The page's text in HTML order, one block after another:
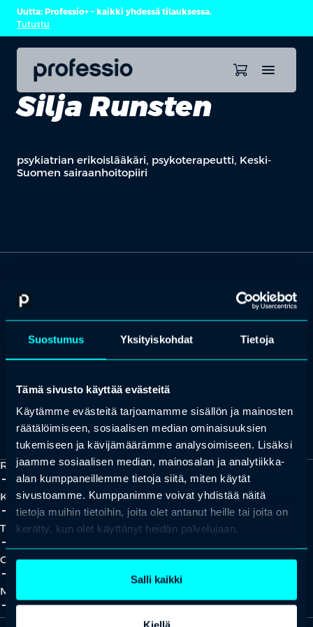
Suostumus Yksityiskohdat Tietoja
Tämä sivusto käyttää evästeitä
Käytämme evästeitä tarjoamamme sisällön ja mainosten
räätälöimiseen, sosiaalisen median ominaisuuksien
tukemiseen ja kävijämäärämme analysoimiseen. Lisäksi
jaamme sosiaalisen median, mainosalan ja analytiikka-
alan kumppaneillemme tietoja siitä, miten käytät
sivustoamme. Kumppanimme voivat yhdistää näitä
tietoja muihin tietoihin, joita olet antanut heille tai joita on
kerätty, kun olet käyttänyt heidän palvelujaan.
Salli kaikki
Uutta: Professio+ – kaikki yhdessä tilauksessa.
Tutustu
Silja Runsten
psykiatrian erikoislääkäri, psykoterapeutti, Keski-
Suomen sairaanhoitopiiri
OTA YHTEYTTÄ
Keilaranta 1 A, 02150 Espoo
Kaikki yhteystiedot Yhteistyökumppaniksi?
Ratkaisut
add_2close
Koulutukset
add_2close
Tapahtumat
add_2
Oivallukset
add_2
Meistä
add_2close